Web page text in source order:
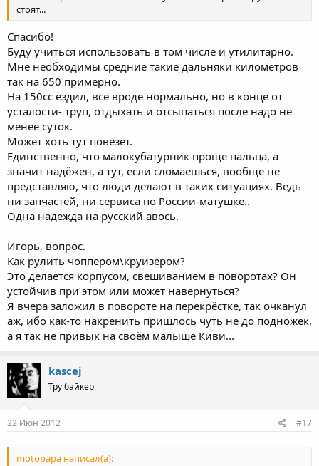
стоят...
Спасибо!
Буду учиться использовать в том числе и утилитарно.
Мне необходимы средние такие дальняки километров
так на 650 примерно.
На 150сс ездил, всё вроде нормально, но в конце от
усталости- труп, отдыхать и отсыпаться после надо не
менее суток.
Может хоть тут повезёт.
Единственно, что малокубатурник проще пальца, а
значит надёжен, а тут, если сломаешься, вообще не
представляю, что люди делают в таких ситуациях. Ведь
ни запчастей, ни сервиса по России-матушке..
Одна надежда на русский авось.
Игорь, вопрос.
Как рулить чоппером\круизером?
Это делается корпусом, свешиванием в поворотах? Он
устойчив при этом или может навернуться?
Я вчера заложил в повороте на перекрёстке, так очканул
аж, ибо как-то накренить пришлось чуть не до подножек,
а я так не привык на своём малыше Киви...
kascej
Тру байкер
22 Июн 2012 #17
motopapa написал(а):